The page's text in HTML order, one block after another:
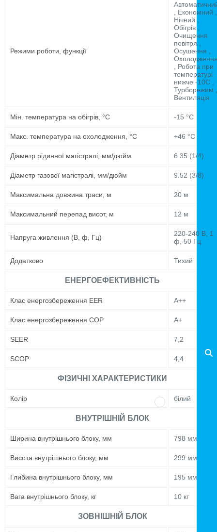
Режими роботи, функції
, Економний ,
Нічний ,
Обігрів ,
Очищення
повітря ,
Осушення ,
, Робота при
температурі
нижче -10C ,
Турборежим ,
Вентиляція
Мін. температура на обігрів, °C -15 °C
Макс. температура на охолодження, °C +46 °C
Діаметр рідинної магістралі, мм/дюйм 6.35 (1/4)
Діаметр газової магістралі, мм/дюйм 9.52 (3/8)
Максимальна довжина траси, м 20 м
Максимальний перепад висот, м 12 м
Напруга живлення (В, ф, Гц)
220-240 В, 1
ф, 50 Гц
Додатково Тихий
ЕНЕРГОЕФЕКТИВНІСТЬ
Клас енергозбереження EER A++
Клас енергозбереження COP A+
SEER 7,2
SCOP 4,4
ФІЗИЧНІ ХАРАКТЕРИСТИКИ
Колір білий
ВНУТРІШНІЙ БЛОК
Ширина внутрішнього блоку, мм 798 мм
Висота внутрішнього блоку, мм 299 мм
Глибина внутрішнього блоку, мм 195 мм
Вага внутрішнього блоку, кг 10 кг
ЗОВНІШНІЙ БЛОК